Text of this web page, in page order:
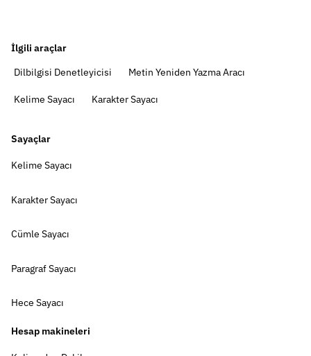
İlgili araçlar
Dilbilgisi Denetleyicisi
Metin Yeniden Yazma Aracı
Kelime Sayacı Karakter Sayacı
Sayaçlar
Kelime Sayacı
Karakter Sayacı
Cümle Sayacı
Paragraf Sayacı
Hece Sayacı
Hesap makineleri